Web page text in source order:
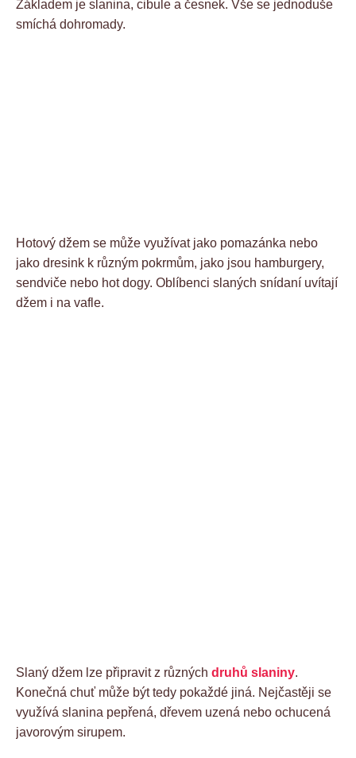
Základem je slanina, cibule a česnek. Vše se jednoduše
smíchá dohromady.
Hotový džem se může využívat jako pomazánka nebo
jako dresink k různým pokrmům, jako jsou hamburgery,
sendviče nebo hot dogy. Oblíbenci slaných snídaní uvítají
džem i na vafle.
Slaný džem lze připravit z různých druhů slaniny.
Konečná chuť může být tedy pokaždé jiná. Nejčastěji se
využívá slanina pepřená, dřevem uzená nebo ochucená
javorovým sirupem.